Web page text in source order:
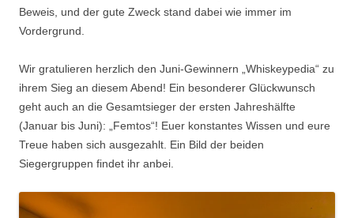
Beweis, und der gute Zweck stand dabei wie immer im
Vordergrund.
Wir gratulieren herzlich den Juni-Gewinnern „Whiskeypedia“ zu
ihrem Sieg an diesem Abend! Ein besonderer Glückwunsch
geht auch an die Gesamtsieger der ersten Jahreshälfte
(Januar bis Juni): „Femtos“! Euer konstantes Wissen und eure
Treue haben sich ausgezahlt. Ein Bild der beiden
Siegergruppen findet ihr anbei.